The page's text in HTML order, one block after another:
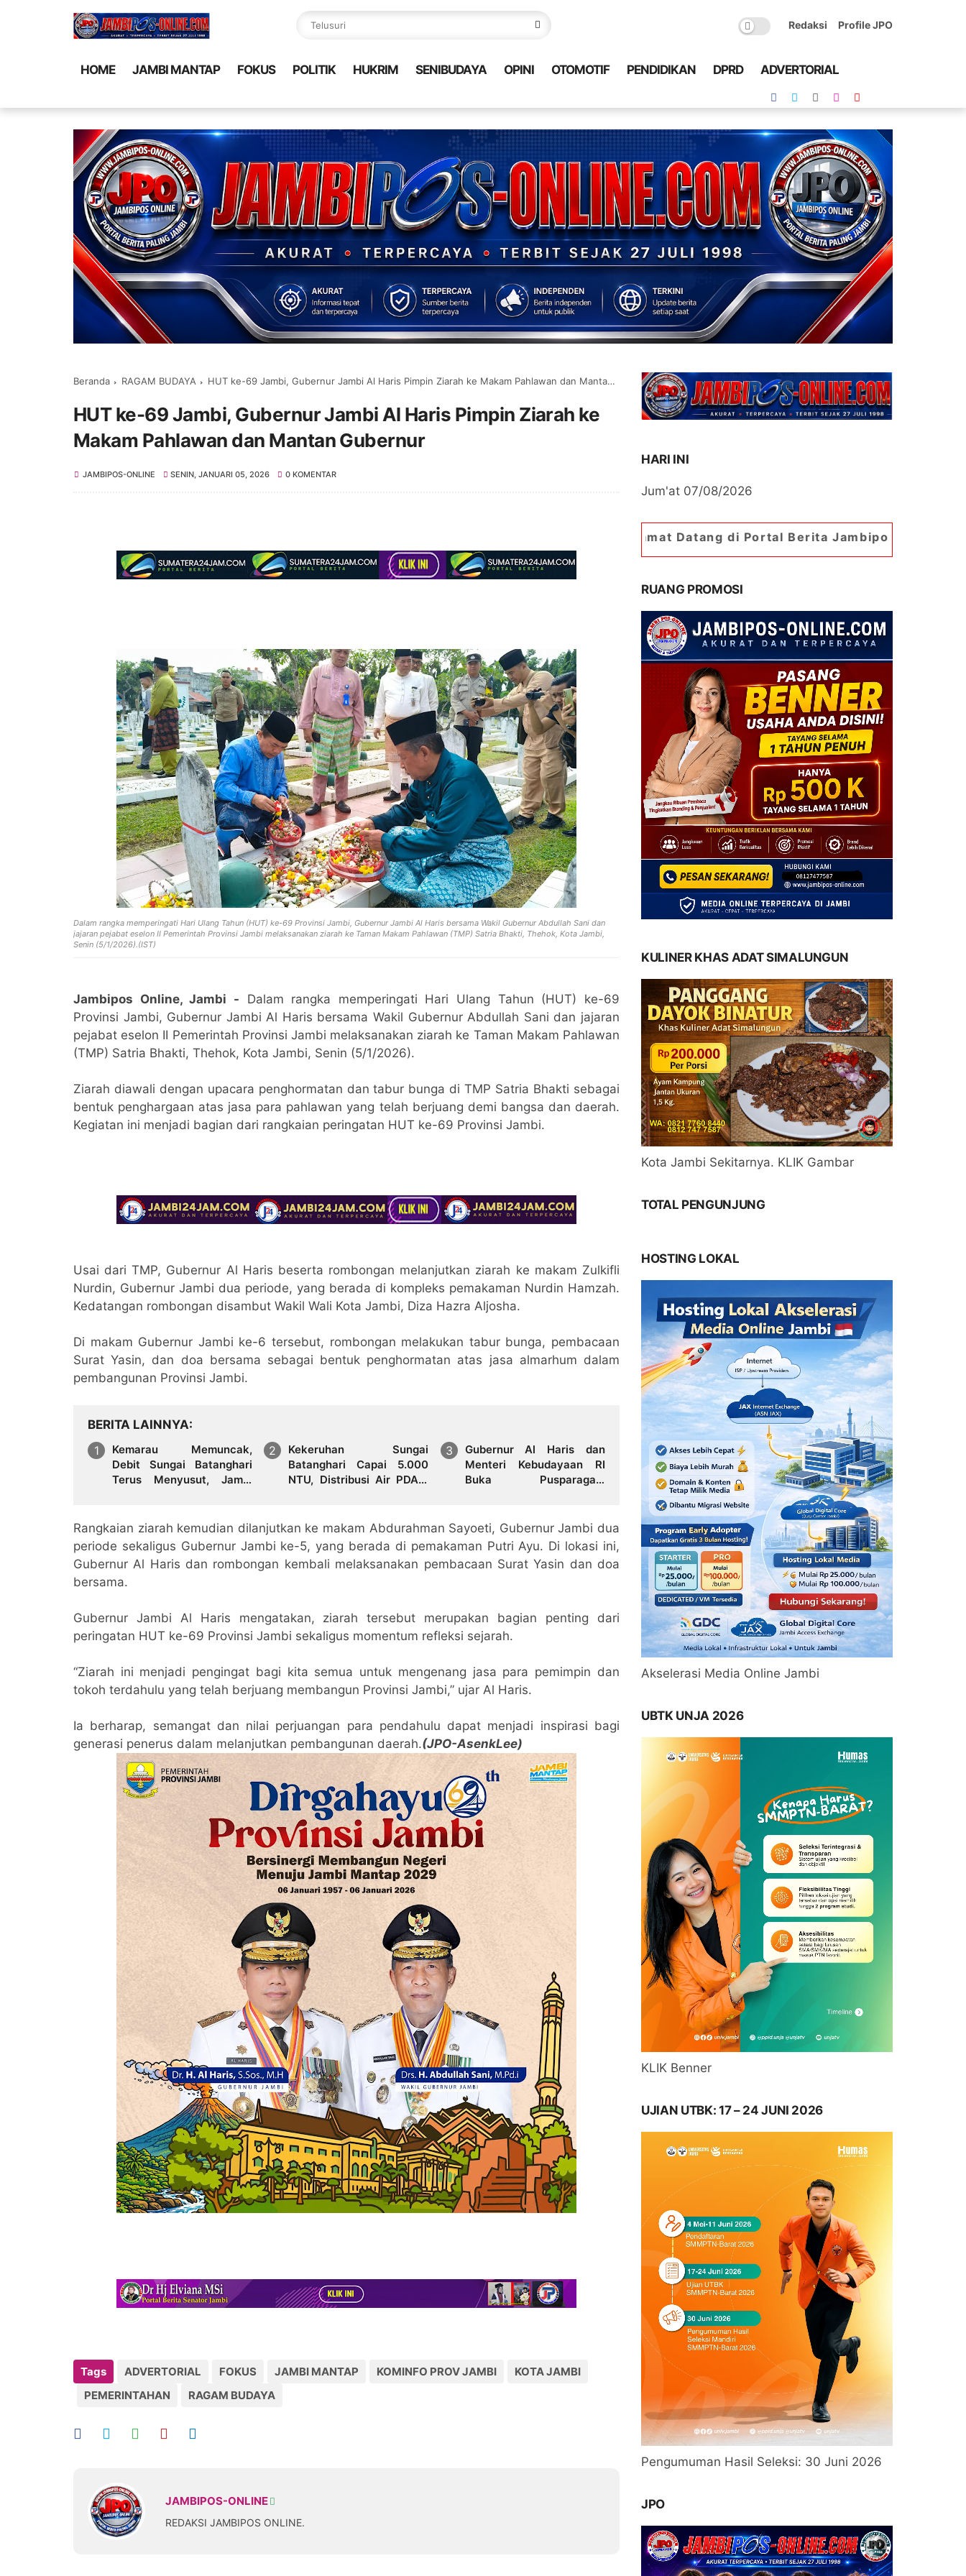
Redaksi Profile JPO
HOME JAMBI MANTAP FOKUS POLITIK HUKRIM SENIBUDAYA OPINI OTOMOTIF PENDIDIKAN DPRD ADVERTORIAL
Beranda RAGAM BUDAYA HUT ke-69 Jambi, Gubernur Jambi Al Haris Pimpin Ziarah ke Makam Pahlawan dan Mantan Gubernur
HUT ke-69 Jambi, Gubernur Jambi Al Haris Pimpin Ziarah ke
Makam Pahlawan dan Mantan Gubernur
JAMBIPOS-ONLINE SENIN, JANUARI 05, 2026 0 KOMENTAR
Dalam rangka memperingati Hari Ulang Tahun (HUT) ke-69 Provinsi Jambi, Gubernur Jambi Al Haris bersama Wakil Gubernur Abdullah Sani dan
jajaran pejabat eselon II Pemerintah Provinsi Jambi melaksanakan ziarah ke Taman Makam Pahlawan (TMP) Satria Bhakti, Thehok, Kota Jambi,
Senin (5/1/2026).(IST)
Jambipos Online, Jambi - Dalam rangka memperingati Hari Ulang Tahun (HUT) ke-69
Provinsi Jambi, Gubernur Jambi Al Haris bersama Wakil Gubernur Abdullah Sani dan jajaran
pejabat eselon II Pemerintah Provinsi Jambi melaksanakan ziarah ke Taman Makam Pahlawan
(TMP) Satria Bhakti, Thehok, Kota Jambi, Senin (5/1/2026).
Ziarah diawali dengan upacara penghormatan dan tabur bunga di TMP Satria Bhakti sebagai
bentuk penghargaan atas jasa para pahlawan yang telah berjuang demi bangsa dan daerah.
Kegiatan ini menjadi bagian dari rangkaian peringatan HUT ke-69 Provinsi Jambi.
Usai dari TMP, Gubernur Al Haris beserta rombongan melanjutkan ziarah ke makam Zulkifli
Nurdin, Gubernur Jambi dua periode, yang berada di kompleks pemakaman Nurdin Hamzah.
Kedatangan rombongan disambut Wakil Wali Kota Jambi, Diza Hazra Aljosha.
Di makam Gubernur Jambi ke-6 tersebut, rombongan melakukan tabur bunga, pembacaan
Surat Yasin, dan doa bersama sebagai bentuk penghormatan atas jasa almarhum dalam
pembangunan Provinsi Jambi.
BERITA LAINNYA
Kemarau Memuncak,
Debit Sungai Batanghari
Terus Menyusut, Jambi
Kekeruhan Sungai
Batanghari Capai 5.000
NTU, Distribusi Air PDAM
Gubernur Al Haris dan
Menteri Kebudayaan RI
Buka Pusparagam
Pelestarian Budaya dan
Dorong Ekonomi Kreatif
Rangkaian ziarah kemudian dilanjutkan ke makam Abdurahman Sayoeti, Gubernur Jambi dua
periode sekaligus Gubernur Jambi ke-5, yang berada di pemakaman Putri Ayu. Di lokasi ini,
Gubernur Al Haris dan rombongan kembali melaksanakan pembacaan Surat Yasin dan doa
bersama.
Gubernur Jambi Al Haris mengatakan, ziarah tersebut merupakan bagian penting dari
peringatan HUT ke-69 Provinsi Jambi sekaligus momentum refleksi sejarah.
“Ziarah ini menjadi pengingat bagi kita semua untuk mengenang jasa para pemimpin dan
tokoh terdahulu yang telah berjuang membangun Provinsi Jambi,” ujar Al Haris.
Ia berharap, semangat dan nilai perjuangan para pendahulu dapat menjadi inspirasi bagi
generasi penerus dalam melanjutkan pembangunan daerah.(JPO-AsenkLee)
Tags ADVERTORIAL FOKUS JAMBI MANTAP KOMINFO PROV JAMBI
KOTA JAMBI
PEMERINTAHAN
RAGAM BUDAYA
JAMBIPOS-ONLINE
REDAKSI JAMBIPOS ONLINE.
HARI INI
Jum'at 07/08/2026
Selamat Datang di Portal Berita Jambipos Online. Portal Berita
RUANG PROMOSI
KULINER KHAS ADAT SIMALUNGUN
Kota Jambi Sekitarnya. KLIK Gambar
TOTAL PENGUNJUNG
HOSTING LOKAL
Akselerasi Media Online Jambi
UBTK UNJA 2026
KLIK Benner
UJIAN UTBK: 17 – 24 JUNI 2026
Pengumuman Hasil Seleksi: 30 Juni 2026
JPO